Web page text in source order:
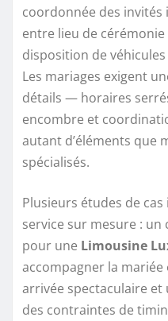
coordonnée des
entre lieu de
disposition de
Les mariages exigent
détails — horaires
encombre et
autant d’éléments que
spécialisés.
Plusieurs études de
service sur mesure :
pour une Limousine
accompagner la
arrivée spectaculaire
des contraintes de